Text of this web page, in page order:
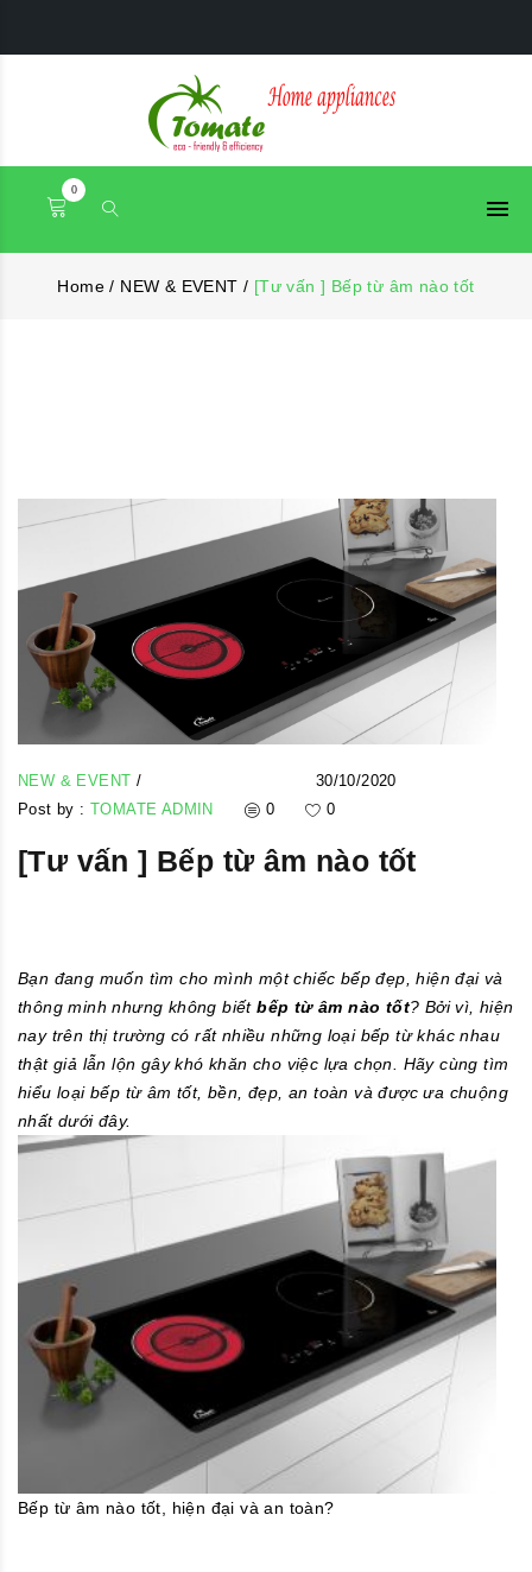
0
Home/ NEW & EVENT / [Tư vấn ] Bếp từ âm nào tốt
NEW & EVENT /
30/10/2020
Post by :TOMATE ADMIN 0 0
[Tư vấn ] Bếp từ âm nào tốt
Bạn đang muốn tìm cho mình một chiếc bếp đẹp, hiện đại và
thông minh nhưng không biếtbếp từ âm nào tốt? Bởi vì, hiện
nay trên thị trường có rất nhiều những loại bếp từ khác nhau
thật giả lẫn lộn gây khó khăn cho việc lựa chọn. Hãy cùng tìm
hiểu loại bếp từ âm tốt, bền, đẹp, an toàn và được ưa chuộng
nhất dưới đây.
Bếp từ âm nào tốt, hiện đại và an toàn?